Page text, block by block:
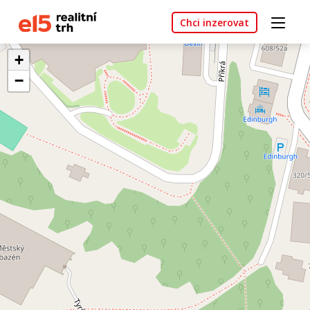
Chci inzerovat
+
−